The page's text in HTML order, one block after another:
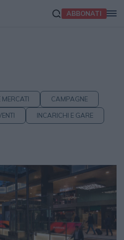
ABBONATI
MERCATI CAMPAGNE
INCARICHI E GARE